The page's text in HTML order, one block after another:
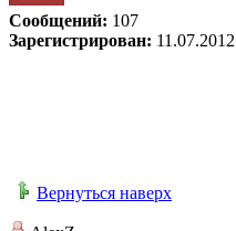
Сообщений: 107
Зарегистрирован: 11.07.2012
Вернуться наверх